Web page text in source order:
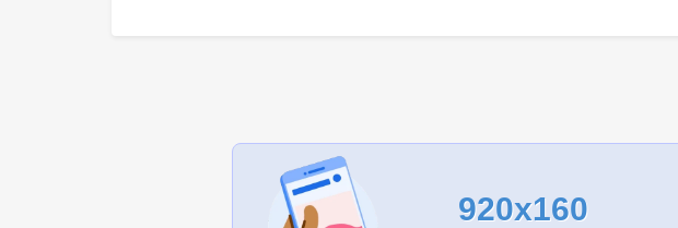
عرض الكل
920x160